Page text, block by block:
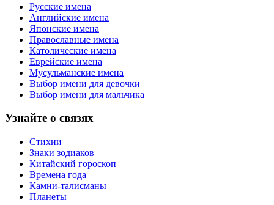
Русские имена
Английские имена
Японские имена
Православные имена
Католические имена
Еврейские имена
Мусульманские имена
Выбор имени для девочки
Выбор имени для мальчика
Узнайте о связях
Стихии
Знаки зодиаков
Китайский гороскоп
Времена года
Камни-талисманы
Планеты